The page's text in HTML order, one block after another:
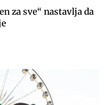
za sve“ nastavlja da